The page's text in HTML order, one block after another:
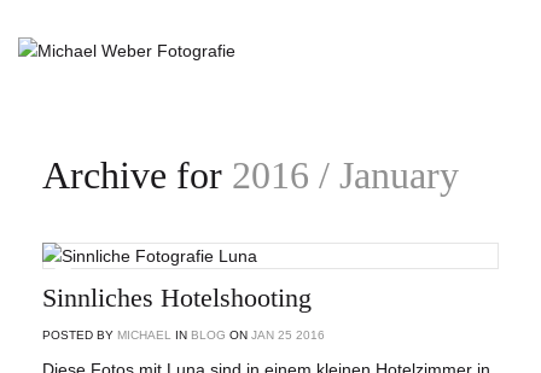
Archive for 2016 / January
Sinnliches Hotelshooting
POSTED BY MICHAEL IN BLOG ON JAN 25 2016